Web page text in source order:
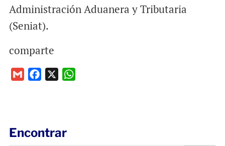
Administración Aduanera y Tributaria
(Seniat).
comparte
o
Encontrar